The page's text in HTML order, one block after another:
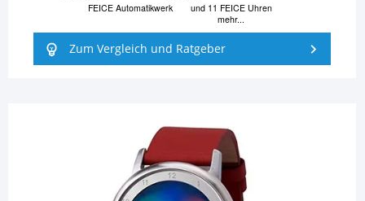
FEICE Automatikwerk
und 11 FEICE Uhren
mehr...
Zum Vergleich und Ratgeber